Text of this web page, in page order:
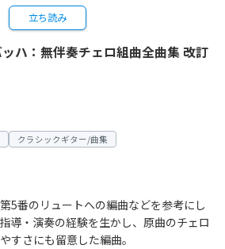
立ち読み
ハ：無伴奏チェロ組曲全曲集 改訂
クラシックギター/曲集
5番のリュートへの編曲などを参考にし
導・演奏の経験を生かし、原曲のチェロ
すさにも留意した編曲。